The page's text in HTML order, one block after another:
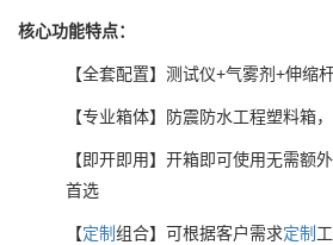
核心功能特点：
【全套配置】测试仪+气雾剂+伸缩
【专业箱体】防震防水工程塑料箱
【即开即用】开箱即可使用无需额
首选
【定制组合】可根据客户需求定制